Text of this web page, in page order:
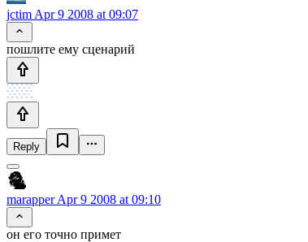
jctim Apr 9 2008 at 09:07
пошлите ему сценарий
Reply
marapperApr 9 2008 at 09:10
он его точно примет